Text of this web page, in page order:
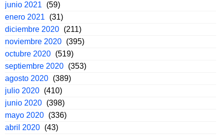
junio 2021
(59)
enero 2021
(31)
diciembre 2020 (211)
noviembre 2020 (395)
octubre 2020 (519)
septiembre 2020 (353)
agosto 2020 (389)
julio 2020 (410)
junio 2020 (398)
mayo 2020 (336)
abril 2020 (43)